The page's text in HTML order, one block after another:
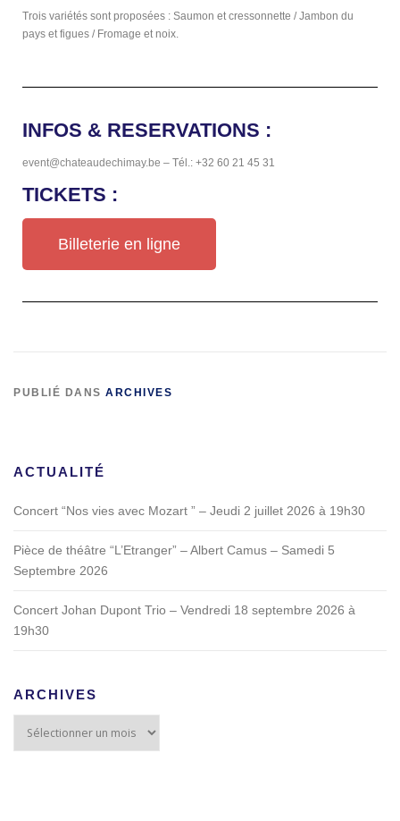
Trois variétés sont proposées : Saumon et cressonnette / Jambon du
pays et figues / Fromage et noix.
INFOS & RESERVATIONS :
event@chateaudechimay.be – Tél.: +32 60 21 45 31
TICKETS :
Billeterie en ligne
PUBLIÉ DANS ARCHIVES
ACTUALITÉ
Concert “Nos vies avec Mozart ” – Jeudi 2 juillet 2026 à 19h30
Pièce de théâtre “L’Etranger” – Albert Camus – Samedi 5
Septembre 2026
Concert Johan Dupont Trio – Vendredi 18 septembre 2026 à
19h30
ARCHIVES